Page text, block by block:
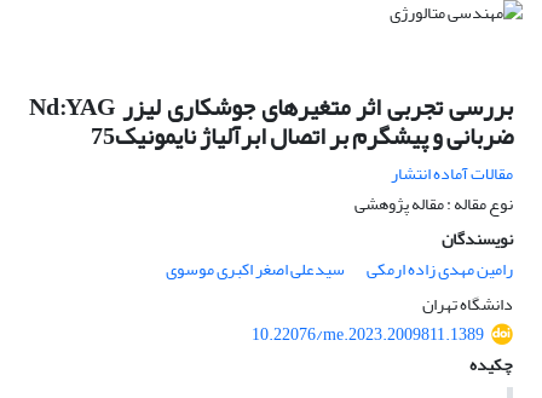
بررسی تجربی اثر متغیرهای جوشکاری لیزر Nd:YAG
ضربانی و پیشگرم بر اتصال ابرآلیاژ نایمونیک75
مقالات آماده انتشار
نوع مقاله : مقاله پژوهشی
نویسندگان
رامین مهدی زاده ارمکی
سیدعلی اصغر اکبری موسوی
دانشگاه تهران
10.22076/me.2023.2009811.1389
چکیده